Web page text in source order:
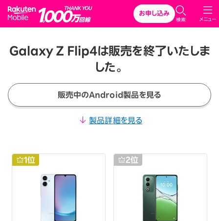
Rakuten Mobile
メニュー
検索
お申し込み
Galaxy Z Flip4は販売を終了いたしま
した。
販売中のAndroid製品を見る
製品詳細を見る
1位 2位